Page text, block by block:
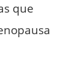
que